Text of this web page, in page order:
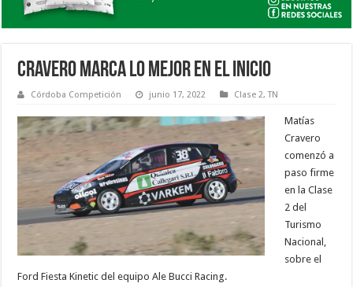
CRAVERO MARCA LO MEJOR EN EL INICIO
Córdoba Competición junio 17, 2022 Clase 2,TN
Matías
Cravero
comenzó a
paso firme
en la Clase
2 del
Turismo
Nacional,
sobre el
Ford Fiesta Kinetic del equipo Ale Bucci Racing.